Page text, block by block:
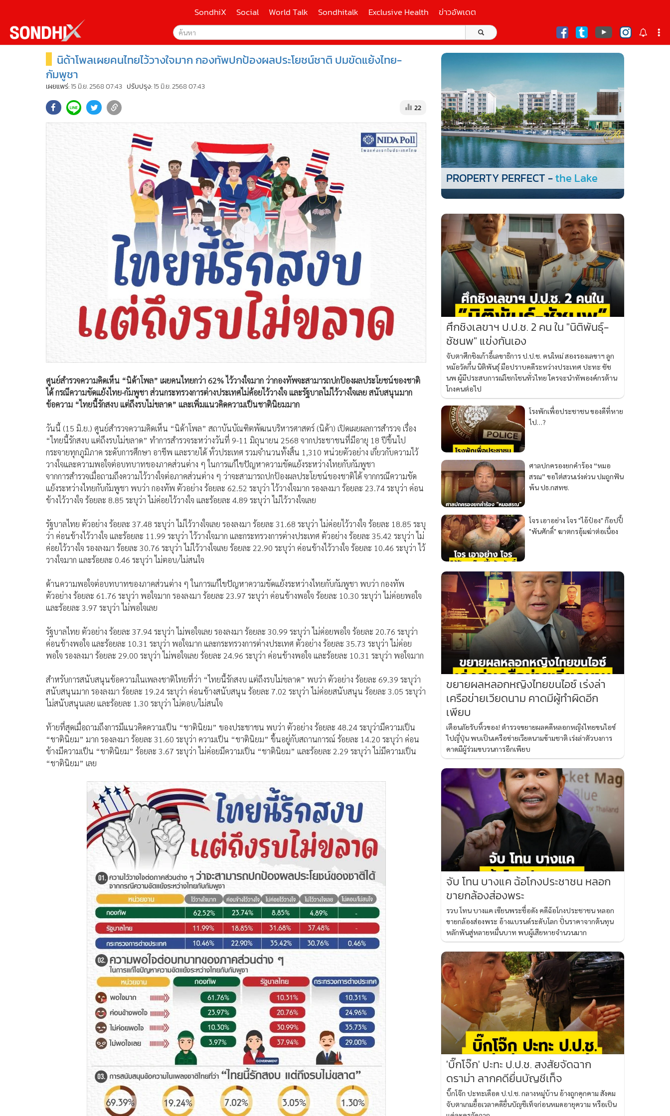
SondhiX Social World Talk Sondhitalk Exclusive Health ข่าวอัพเดต
เลือกเครื่องมือที่ใช้
ค้นหา
Sondhitalk
ผู้เฒ่าเล่าเรื่อง
นิด้าโพลเผยคนไทยไว้วางใจมาก กองทัพปกป้องผลประโยชน์ชาติ ปมขัดแย้งไทย-
กัมพูชา
เผยแพร่:15 มิ.ย. 2568 07:43 ปรับปรุง:15 มิ.ย. 2568 07:43
22
ศูนย์สำรวจความคิดเห็น “นิด้าโพล” เผยคนไทยกว่า 62% ไว้วางใจมาก ว่ากองทัพจะสามารถปกป้องผลประโยชน์ของชาติ
ได้ กรณีความขัดแย้งไทย-กัมพูชา ส่วนกระทรวงการต่างประเทศไม่ค้อยไว้วางใจ และรัฐบาลไม่ไว้วางใจเลย สนับสนุนมาก
ข้อความ “ไทยนี้รักสงบ แต่ถึงรบไม่ขลาด” และเพิ่มแนวคิดความเป็นชาตินิยมมาก
วันนี้ (15 มิ.ย.) ศูนย์สำรวจความคิดเห็น “นิด้าโพล” สถาบันบัณฑิตพัฒนบริหารศาสตร์ (นิด้า) เปิดเผยผลการสำรวจ เรื่อง
“ไทยนี้รักสงบ แต่ถึงรบไม่ขลาด” ทำการสำรวจระหว่างวันที่ 9-11 มิถุนายน 2568 จากประชาชนที่มีอายุ 18 ปีขึ้นไป
กระจายทุกภูมิภาค ระดับการศึกษา อาชีพ และรายได้ ทั่วประเทศ รวมจำนวนทั้งสิ้น 1,310 หน่วยตัวอย่าง เกี่ยวกับความไว้
วางใจและความพอใจต่อบทบาทของภาคส่วนต่าง ๆ ในการแก้ไขปัญหาความขัดแย้งระหว่างไทยกับกัมพูชา
จากการสำรวจเมื่อถามถึงความไว้วางใจต่อภาคส่วนต่าง ๆ ว่าจะสามารถปกป้องผลประโยชน์ของชาติได้ จากกรณีความขัด
แย้งระหว่างไทยกับกัมพูชา พบว่า กองทัพ ตัวอย่าง ร้อยละ 62.52 ระบุว่า ไว้วางใจมาก รองลงมา ร้อยละ 23.74 ระบุว่า ค่อน
ข้างไว้วางใจ ร้อยละ 8.85 ระบุว่า ไม่ค่อยไว้วางใจ และร้อยละ 4.89 ระบุว่า ไม่ไว้วางใจเลย
รัฐบาลไทย ตัวอย่าง ร้อยละ 37.48 ระบุว่า ไม่ไว้วางใจเลย รองลงมา ร้อยละ 31.68 ระบุว่า ไม่ค่อยไว้วางใจ ร้อยละ 18.85 ระบุ
ว่า ค่อนข้างไว้วางใจ และร้อยละ 11.99 ระบุว่า ไว้วางใจมาก และกระทรวงการต่างประเทศ ตัวอย่าง ร้อยละ 35.42 ระบุว่า ไม่
ค่อยไว้วางใจ รองลงมา ร้อยละ 30.76 ระบุว่า ไม่ไว้วางใจเลย ร้อยละ 22.90 ระบุว่า ค่อนข้างไว้วางใจ ร้อยละ 10.46 ระบุว่า ไว้
วางใจมาก และร้อยละ 0.46 ระบุว่า ไม่ตอบ/ไม่สนใจ
ด้านความพอใจต่อบทบาทของภาคส่วนต่าง ๆ ในการแก้ไขปัญหาความขัดแย้งระหว่างไทยกับกัมพูชา พบว่า กองทัพ
ตัวอย่าง ร้อยละ 61.76 ระบุว่า พอใจมาก รองลงมา ร้อยละ 23.97 ระบุว่า ค่อนข้างพอใจ ร้อยละ 10.30 ระบุว่า ไม่ค่อยพอใจ
และร้อยละ 3.97 ระบุว่า ไม่พอใจเลย
รัฐบาลไทย ตัวอย่าง ร้อยละ 37.94 ระบุว่า ไม่พอใจเลย รองลงมา ร้อยละ 30.99 ระบุว่า ไม่ค่อยพอใจ ร้อยละ 20.76 ระบุว่า
ค่อนข้างพอใจ และร้อยละ 10.31 ระบุว่า พอใจมาก และกระทรวงการต่างประเทศ ตัวอย่าง ร้อยละ 35.73 ระบุว่า ไม่ค่อย
พอใจ รองลงมา ร้อยละ 29.00 ระบุว่า ไม่พอใจเลย ร้อยละ 24.96 ระบุว่า ค่อนข้างพอใจ และร้อยละ 10.31 ระบุว่า พอใจมาก
สำหรับการสนับสนุนข้อความในเพลงชาติไทยที่ว่า “ไทยนี้รักสงบ แต่ถึงรบไม่ขลาด” พบว่า ตัวอย่าง ร้อยละ 69.39 ระบุว่า
สนับสนุนมาก รองลงมา ร้อยละ 19.24 ระบุว่า ค่อนข้างสนับสนุน ร้อยละ 7.02 ระบุว่า ไม่ค่อยสนับสนุน ร้อยละ 3.05 ระบุว่า
ไม่สนับสนุนเลย และร้อยละ 1.30 ระบุว่า ไม่ตอบ/ไม่สนใจ
ท้ายที่สุดเมื่อถามถึงการมีแนวคิดความเป็น “ชาตินิยม” ของประชาชน พบว่า ตัวอย่าง ร้อยละ 48.24 ระบุว่ามีความเป็น
“ชาตินิยม” มาก รองลงมา ร้อยละ 31.60 ระบุว่า ความเป็น “ชาตินิยม” ขึ้นอยู่กับสถานการณ์ ร้อยละ 14.20 ระบุว่า ค่อน
ข้างมีความเป็น “ชาตินิยม” ร้อยละ 3.67 ระบุว่า ไม่ค่อยมีความเป็น “ชาตินิยม” และร้อยละ 2.29 ระบุว่า ไม่มีความเป็น
“ชาตินิยม” เลย
PROPERTY PERFECT -the Lake
ศึกชิงเลขาฯ ป.ป.ช. 2 คน ใน "นิติพันธุ์-
ชัชนพ" แข่งกันเอง
จับตาศึกชิงเก้าอี้เลขาธิการ ป.ป.ช. คนใหม่ สองรองเลขาฯ ลูก
หม้อวัดกึ๋น นิติพันธุ์ มือปราบคดีระหว่างประเทศ ปะทะ ชัช
นพ ผู้มีประสบการณ์โชกโชนทั่วไทย ใครจะนำทัพองค์กรต้าน
โกงคนต่อไป
โรงพักเพื่อประชาชน ของดีที่หาย
ไป…?
ศาลปกครองยกคำร้อง “หมอ
สรณ” ขอไต่สวนเร่งด่วน ปมถูกฟัน
พ้น ปธ.กสทช.
โจร เอาอย่าง โจร "ไอ้ป๋อง" ก๊อปปี้
"พันศักดิ์" ฆาตกรอุ้มฆ่าต่อเนื่อง
ขยายผลหลอกหญิงไทยขนไอซ์ เร่งล่า
เครือข่ายเวียดนาม คาดมีผู้ทำผิดอีก
เพียบ
เตือนภัยรับหิ้วของ! ตำรวจขยายผลคดีหลอกหญิงไทยขนไอซ์
ไปญี่ปุ่น พบเป็นเครือข่ายเวียดนามข้ามชาติ เร่งล่าตัวบงการ
คาดมีผู้ร่วมขบวนการอีกเพียบ
จับ โทน บางแค ฉ้อโกงประชาชน หลอก
ขายกล้องส่องพระ
รวบ โทน บางแค เซียนพระชื่อดัง คดีฉ้อโกงประชาชน หลอก
ขายกล้องส่องพระ อ้างแบรนด์ระดับโลก ปั่นราคาจากต้นทุน
หลักพันสู่หลายหมื่นบาท พบผู้เสียหายจำนวนมาก
'บิ๊กโจ๊ก' ปะทะ ป.ป.ช. สงสัยจัดฉาก
ดราม่า ลากคดียื่นบัญชีเท็จ
บิ๊กโจ๊ก ปะทะเดือด ป.ป.ช. กลางหมู่บ้าน อ้างถูกคุกคาม สังคม
จับตาเกมยื้อเวลาคดียื่นบัญชีเท็จก่อนหมดอายุความ หรือเป็น